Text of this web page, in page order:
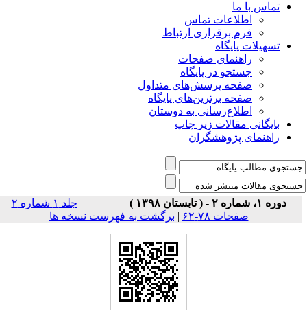
تماس با ما
اطلاعات تماس
فرم برقراری ارتباط
تسهیلات پایگاه
راهنمای صفحات
جستجو در پایگاه
صفحه پرسش‌های متداول
صفحه برترین‌های پایگاه
اطلاع‌رسانی به دوستان
بایگانی مقالات زیر چاپ
راهنمای پژوهشگران
دوره ۱، شماره ۲ - ( تابستان ۱۳۹۸ )
جلد ۱ شماره ۲
صفحات ۷۸-۶۲
| برگشت به فهرست نسخه ها